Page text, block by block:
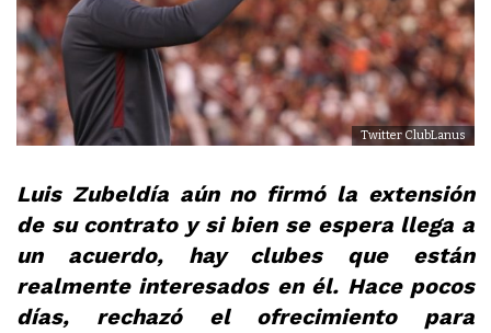
Twitter ClubLanus
Luis Zubeldía aún no firmó la extensión
de su contrato y si bien se espera llega a
un acuerdo, hay clubes que están
realmente interesados en él. Hace pocos
días, rechazó el ofrecimiento para